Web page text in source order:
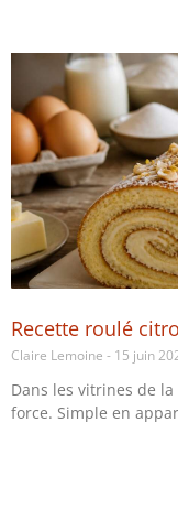
Recette roulé
Claire Lemoine 15 juin
Dans les vitrines de
force. Simple en